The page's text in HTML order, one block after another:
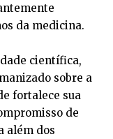
da medicina.
científica,
sobre a
fortalece sua
de
além dos